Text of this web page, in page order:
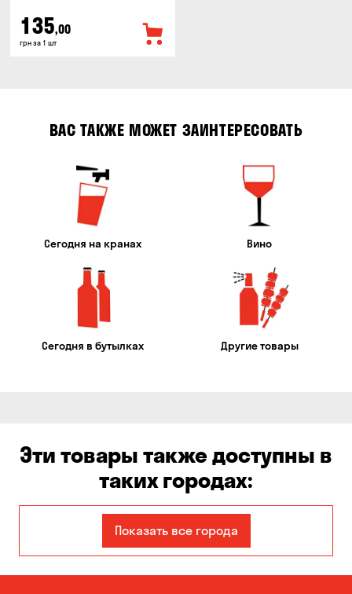
135,00
грн за 1 шт
ВАС ТАКЖЕ МОЖЕТ ЗАИНТЕРЕСОВАТЬ
Сегодня на кранах Вино
Сегодня в бутылках Другие товары
Эти товары также доступны в
таких городах:
Авангард
Бабурка Балабино
Показать все города